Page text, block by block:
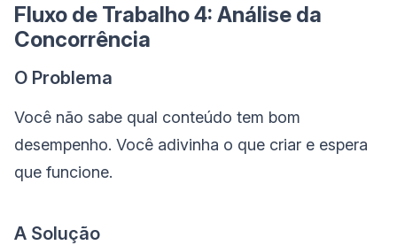
Fluxo de Trabalho 4: Análise da
Concorrência
O Problema
Você não sabe qual conteúdo tem bom
desempenho. Você adivinha o que criar e espera
que funcione.
A Solução